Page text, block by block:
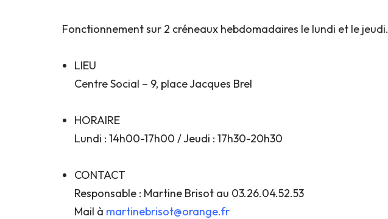
Fonctionnement sur 2 créneaux hebdomadaires le lundi et le jeudi.
LIEU
Centre Social – 9, place Jacques Brel
HORAIRE
Lundi : 14h00-17h00 / Jeudi : 17h30-20h30
CONTACT
Responsable : Martine Brisot au 03.26.04.52.53
Mail à martinebrisot@orange.fr